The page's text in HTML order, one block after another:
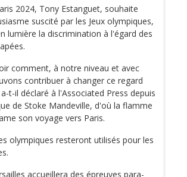
2024, Tony Estanguet, souhaite
suscité par les Jeux olympiques,
lumière la discrimination à l'égard des
comment, à notre niveau et avec
contribuer à changer ce regard
t-il déclaré à l'Associated Press depuis
de Stoke Mandeville, d'où la flamme
son voyage vers Paris.
olympiques resteront utilisés pour les
accueillera des épreuves para-